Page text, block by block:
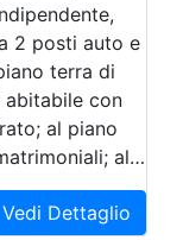
2 posti auto e
terra di
abitabile con
al piano
al…
Vedi Dettaglio